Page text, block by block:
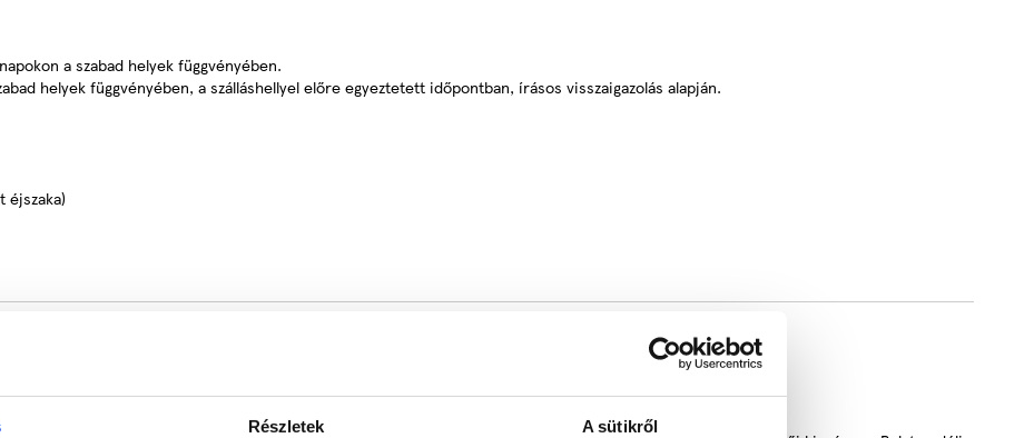
Részletek A sütikről
a szabad helyek függvényében.
helyek függvényében, a szálláshellyel előre egyeztetett időpontban, írásos visszaigazolás alapján.
éjszaka)